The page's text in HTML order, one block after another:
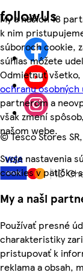
My a našich 18
k nim
súboroch cookie,
súhlas môžete
Odmietnuť
ochranu osobných
partnerom a
však zmení
našom webe.
Svoje nastavenia
cookies v pätičke
My a naši
Používať presné
charakteristiky
pristupovať k
reklama a obsah,
followUs
©Tesco Stores